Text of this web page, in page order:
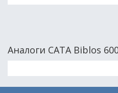
Аналоги CATA Biblos